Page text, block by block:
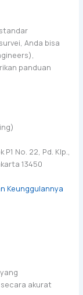
Anda bisa
panduan
P1 No. 22, Pd. Klp.,
13450
Keunggulannya
akurat